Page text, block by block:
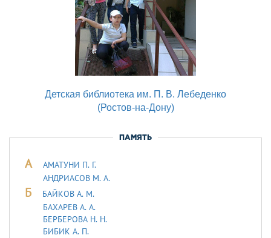
Детская библиотека им. П. В. Лебеденко
(Ростов-на-Дону)
ПАМЯТЬ
А
АМАТУНИ П. Г.
АНДРИАСОВ М. А.
Б
БАЙКОВ А. М.
БАХАРЕВ А. А.
БЕРБЕРОВА Н. Н.
БИБИК А. П.